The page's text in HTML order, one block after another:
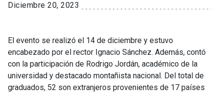
Diciembre 20, 2023
El evento se realizó el 14 de diciembre y estuvo
encabezado por el rector Ignacio Sánchez. Además, contó
con la participación de Rodrigo Jordán, académico de la
universidad y destacado montañista nacional. Del total de
graduados, 52 son extranjeros provenientes de 17 países